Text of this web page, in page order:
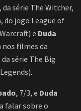
série The Witcher,
do jogo League of
e Duda
nos filmes da
série The Big
, 7/3, e Duda
falar sobre o